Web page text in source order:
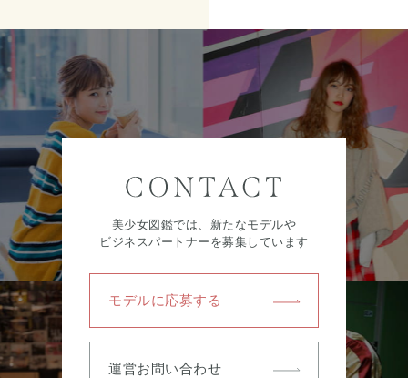
美少女図鑑では、新たなモデルや
ビジネスパートナーを募集しています
モデルに応募する
運営お問い合わせ